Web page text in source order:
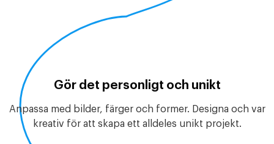
Gör det personligt och unikt
Anpassa med bilder, färger och former. Designa och var
kreativ för att skapa ett alldeles unikt projekt.